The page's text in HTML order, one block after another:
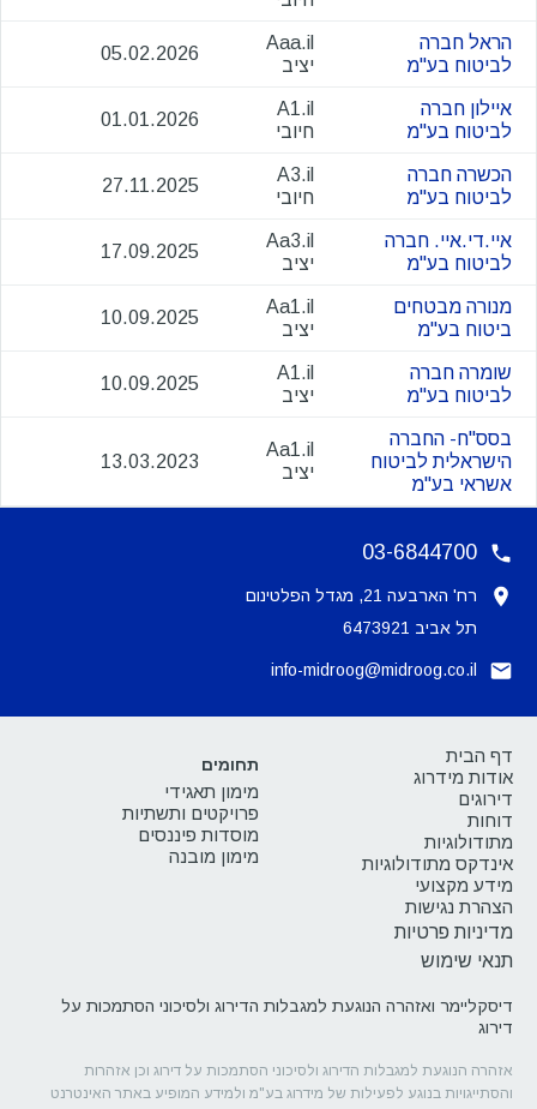
הראל חברה
לביטוח בע"מ
Aaa.il
יציב
05.02.2026
איילון חברה
לביטוח בע"מ
A1.il
חיובי
01.01.2026
הכשרה חברה
לביטוח בע"מ
A3.il
חיובי
27.11.2025
איי.די.איי. חברה
לביטוח בע"מ
Aa3.il
יציב
17.09.2025
מנורה מבטחים
ביטוח בע"מ
Aa1.il
יציב
10.09.2025
שומרה חברה
לביטוח בע"מ
A1.il
יציב
10.09.2025
בסס"ח- החברה
הישראלית לביטוח
אשראי בע"מ
Aa1.il
יציב
13.03.2023
03-6844700
רח' הארבעה 21, מגדל הפלטינום
תל אביב 6473921
info-midroog@midroog.co.il
דף הבית
אודות מידרוג
דירוגים
דוחות
מתודולוגיות
אינדקס מתודולוגיות
מידע מקצועי
הצהרת נגישות
מדיניות פרטיות
תנאי שימוש
תחומים
מימון תאגידי
פרויקטים ותשתיות
מוסדות פיננסים
מימון מובנה
דיסקליימר ואזהרה הנוגעת למגבלות הדירוג ולסיכוני הסתמכות על
דירוג
אזהרה הנוגעת למגבלות הדירוג ולסיכוני הסתמכות על דירוג וכן אזהרות
והסתייגויות בנוגע לפעילות של מידרוג בע"מ ולמידע המופיע באתר האינטרנט